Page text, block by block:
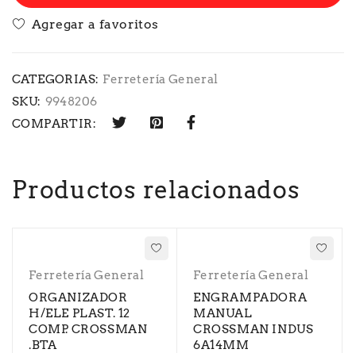
CATEGORIAS: Ferretería General
SKU: 9948206
COMPARTIR:
Productos relacionados
Ferretería General
ORGANIZADOR
H/ELE PLAST. 12
COMP. CROSSMAN
.BTA
Ferretería General
ENGRAMPADORA
MANUAL
CROSSMAN INDUS
6A14MM